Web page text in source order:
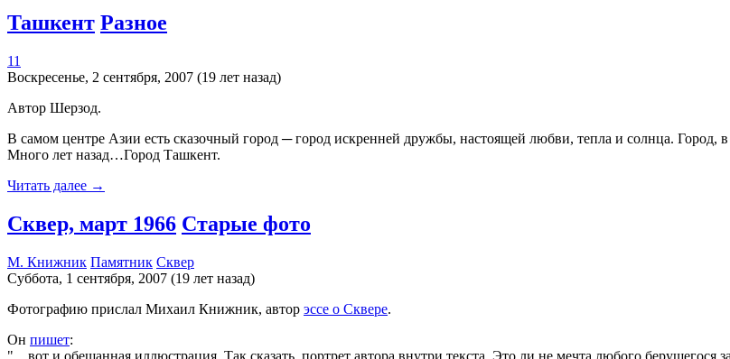
Ташкент Разное
11
Воскресенье, 2 сентября, 2007 (19 лет назад)
Автор Шерзод.
В самом центре Азии есть сказочный город ─ город искренней дружбы, настоящей любви, тепла и солнца. Город,
Много лет назад…Город Ташкент.
Читать далее →
Сквер, март 1966 Старые фото
М. Книжник Памятник Сквер
Суббота, 1 сентября, 2007 (19 лет назад)
Фотографию прислал Михаил Книжник, автор эссе о Сквере.
Он пишет:
…вот и обещанная иллюстрация. Так сказать, портрет автора внутри текста. Это ли не мечта любого